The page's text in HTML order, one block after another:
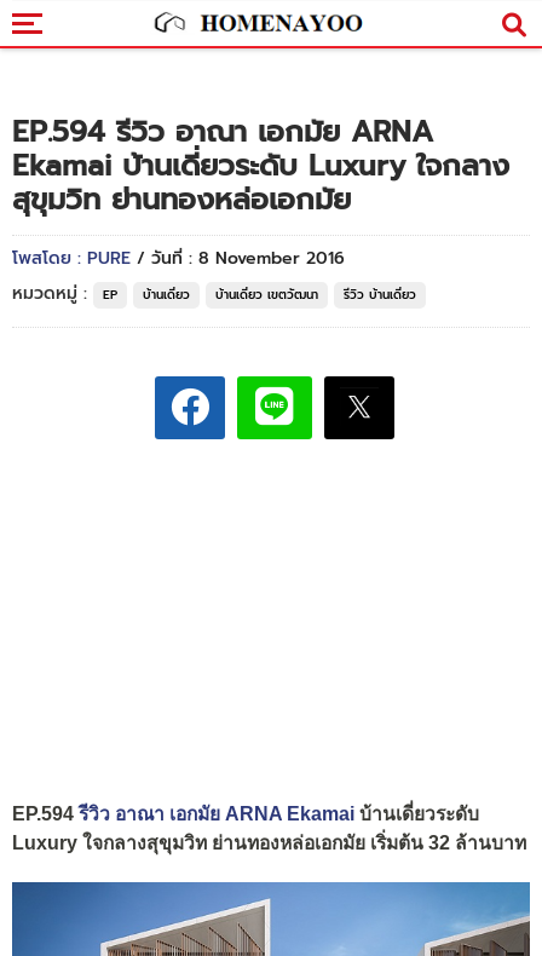
EP.594 รีวิว อาณา เอกมัย ARNA
Ekamai บ้านเดี่ยวระดับ Luxury ใจกลาง
สุขุมวิท ย่านทองหล่อเอกมัย
โพสโดย : PURE / วันที่ : 8 November 2016
หมวดหมู่ :
EP บ้านเดี่ยว บ้านเดี่ยว เขตวัฒนา รีวิว บ้านเดี่ยว
EP.594รีวิว อาณา เอกมัย ARNA Ekamai บ้านเดี่ยวระดับ
Luxury ใจกลางสุขุมวิท ย่านทองหล่อเอกมัย เริ่มต้น 32 ล้านบาท